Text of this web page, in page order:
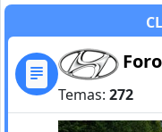
Temas: 272